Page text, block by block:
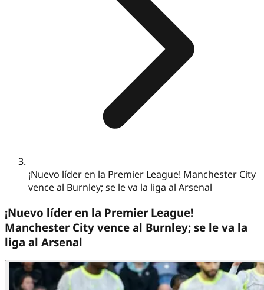
¡Nuevo líder en la Premier League! Manchester City
vence al Burnley; se le va la liga al Arsenal
¡Nuevo líder en la Premier League!
Manchester City vence al Burnley; se le va la
liga al Arsenal